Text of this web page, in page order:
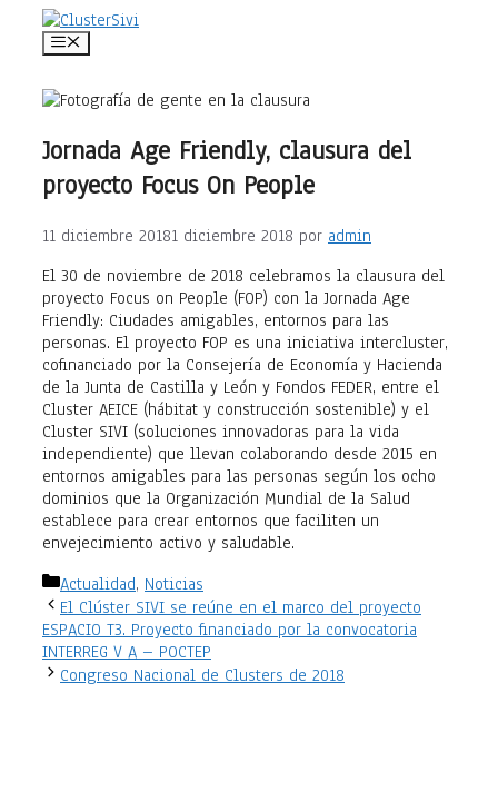
Saltar
Menú
Jornada Age Friendly, clausura del
proyecto Focus On People
11 diciembre 20181 diciembre 2018 por admin
El 30 de noviembre de 2018 celebramos la clausura del
proyecto Focus on People (FOP) con la Jornada Age
Friendly: Ciudades amigables, entornos para las
personas. El proyecto FOP es una iniciativa intercluster,
cofinanciado por la Consejería de Economía y Hacienda
de la Junta de Castilla y León y Fondos FEDER, entre el
Cluster AEICE (hábitat y construcción sostenible) y el
Cluster SIVI (soluciones innovadoras para la vida
independiente) que llevan colaborando desde 2015 en
entornos amigables para las personas según los ocho
dominios que la Organización Mundial de la Salud
establece para crear entornos que faciliten un
envejecimiento activo y saludable.
Categorías
Actualidad, Noticias
El Clúster SIVI se reúne en el marco del proyecto
ESPACIO T3. Proyecto financiado por la convocatoria
INTERREG V A – POCTEP
Congreso Nacional de Clusters de 2018